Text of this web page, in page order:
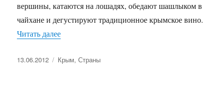
вершины, катаются на лошадях, обедают шашлыком в
чайхане и дегустируют традиционное крымское вино.
Читать далее«Крым: впечатления от турпохода по горам»
Опубликовано
13.06.2012 Рубрики
Крым,Страны